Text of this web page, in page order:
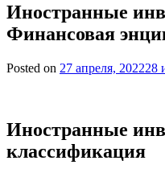
Иностранные
Финансовая
Posted on 27 апреля, 202228
Иностранные
классификация